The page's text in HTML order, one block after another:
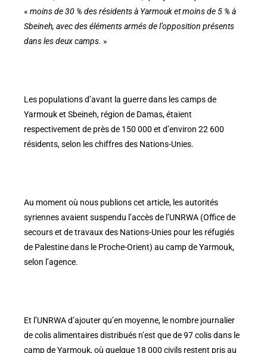
« moins de 30 % des résidents à Yarmouk et moins de 5 % à
Sbeineh, avec des éléments armés de l’opposition présents
dans les deux camps. »
Les populations d’avant la guerre dans les camps de
Yarmouk et Sbeineh, région de Damas, étaient
respectivement de près de 150 000 et d’environ 22 600
résidents, selon les chiffres des Nations-Unies.
Au moment où nous publions cet article, les autorités
syriennes avaient suspendu l’accès de l’UNRWA (Office de
secours et de travaux des Nations-Unies pour les réfugiés
de Palestine dans le Proche-Orient) au camp de Yarmouk,
selon l’agence.
Et l’UNRWA d’ajouter qu’en moyenne, le nombre journalier
de colis alimentaires distribués n’est que de 97 colis dans le
camp de Yarmouk, où quelque 18 000 civils restent pris au